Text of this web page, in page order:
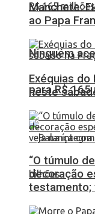
Ninguém
para R$ 165
Manchete:
ao Papa
Exéquias
neste
“O túmulo
decoração
testamento;